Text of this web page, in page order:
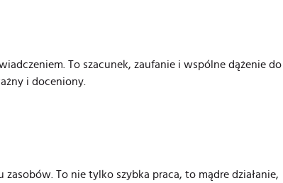
To szacunek, zaufanie i wspólne dążenie do
i doceniony.
To nie tylko szybka praca, to mądre działanie,